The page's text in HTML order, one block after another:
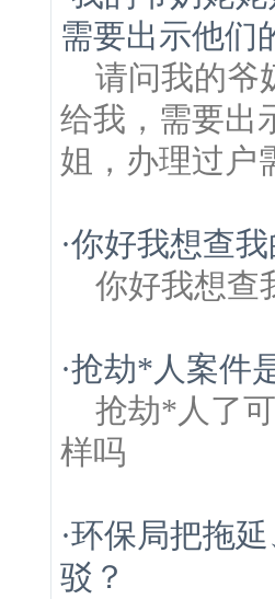
需要出示他们
请问我的爷
给我，需要出
姐，办理过户
·你好我想查
你好我想查
·抢劫*人案件
抢劫*人了
样吗
·环保局把拖
驳？